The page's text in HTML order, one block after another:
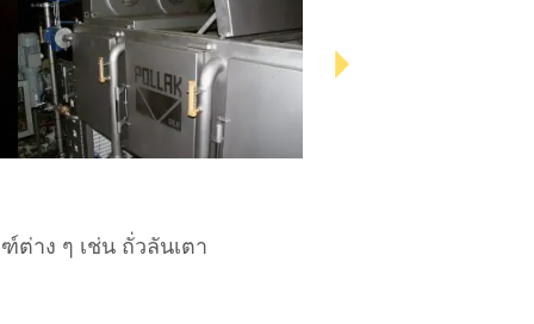
าง ๆ เช่น ถั่วลันเตา